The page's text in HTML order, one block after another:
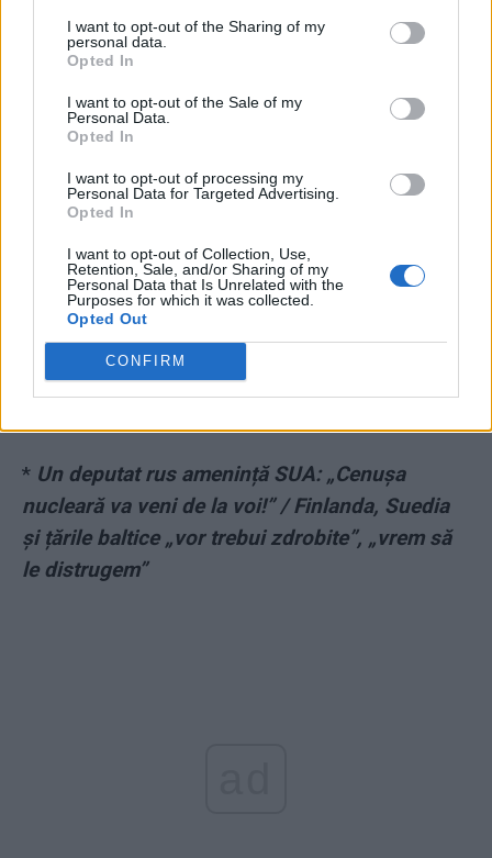
I want to opt-out of the Sharing of my
personal data.
Opted In
I want to opt-out of the Sale of my
Personal Data.
Opted In
I want to opt-out of processing my
Personal Data for Targeted Advertising.
Opted In
I want to opt-out of Collection, Use,
Retention, Sale, and/or Sharing of my
Personal Data that Is Unrelated with the
Purposes for which it was collected.
Opted Out
CONFIRM
intenționat marinarii de pe crucișătorul
Moscova! „Au fost abandonați în bucătărie.
Ofițerii au scăpat primii, ca șobolanii”
Putin la spital, cel puțin unul era fals! În trecut,
vizitată de dictator
VIDEO. Șocant: Rusia folosește
devastatoarele TOS-1, cu bombe termobarice.
Ucraina cere Americii 200 de astfel de arme și
* Un deputat rus amenință SUA: „Cenușa
nucleară va veni de la voi!” / Finlanda, Suedia
și țările baltice „vor trebui zdrobite”, „vrem să
le distrugem”